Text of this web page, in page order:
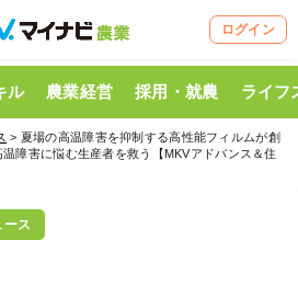
ログイン
ル 農業経営 採用・就農 ライフ
> 夏場の高温障害を抑制する高性能フィルムが創
障害に悩む生産者を救う【MKVアドバンス＆住
ース